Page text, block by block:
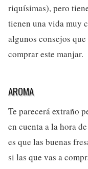
riquísimas), pero
tienen una vida muy
algunos consejos
comprar este manjar.
AROMA
Te parecerá extraño
en cuenta a la hora
es que las buenas
si las que vas a